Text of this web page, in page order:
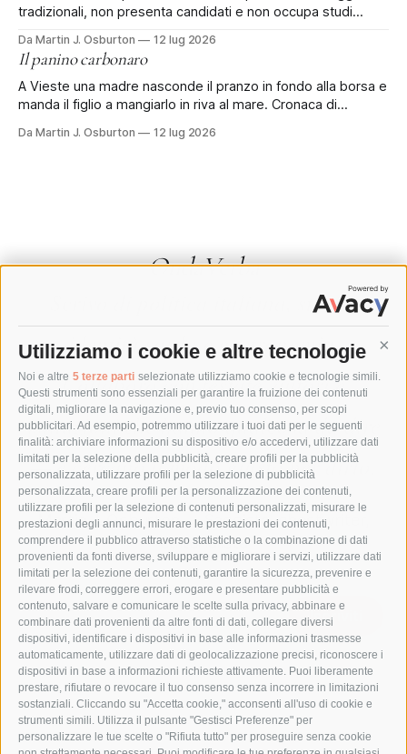
Utilizziamo i cookie e altre tecnologie
Noi e altre 5 terze parti selezionate utilizziamo cookie e tecnologie simili.
Questi strumenti sono essenziali per garantire la fruizione dei contenuti
digitali, migliorare la navigazione e, previo tuo consenso, per scopi
pubblicitari. Ad esempio, potremmo utilizzare i tuoi dati per le seguenti
finalità: archiviare informazioni su dispositivo e/o accedervi, utilizzare dati
limitati per la selezione della pubblicità, creare profili per la pubblicità
personalizzata, utilizzare profili per la selezione di pubblicità
personalizzata, creare profili per la personalizzazione dei contenuti,
utilizzare profili per la selezione di contenuti personalizzati, misurare le
prestazioni degli annunci, misurare le prestazioni dei contenuti,
comprendere il pubblico attraverso statistiche o la combinazione di dati
provenienti da fonti diverse, sviluppare e migliorare i servizi, utilizzare dati
limitati per la selezione dei contenuti, garantire la sicurezza, prevenire e
rilevare frodi, correggere errori, erogare e presentare pubblicità e
contenuto, salvare e comunicare le scelte sulla privacy, abbinare e
combinare dati provenienti da altre fonti di dati, collegare diversi
dispositivi, identificare i dispositivi in base alle informazioni trasmesse
automaticamente, utilizzare dati di geolocalizzazione precisi, riconoscere i
dispositivi in base a informazioni richieste attivamente. Puoi liberamente
prestare, rifiutare o revocare il tuo consenso senza incorrere in limitazioni
sostanziali. Cliccando su "Accetta cookie," acconsenti all'uso di cookie e
strumenti simili. Utilizza il pulsante "Gestisci Preferenze" per
personalizzare le tue scelte o "Rifiuta tutto" per proseguire senza cookie
tradizionali, non presenta candidati e non occupa studi
partito del Paese: è quello di chi ha deciso di non votare più.
Secondo alcune stime sull'affluenza alle prossime elezioni
Da Martin J. Osburton 12 lug 2026
Il panino carbonaro
A Vieste una madre nasconde il pranzo in fondo alla borsa e
manda il figlio a mangiarlo in riva al mare. Cronaca di
borsa, sotto i teli e la crema solare, nascosto come si
Da Martin J. Osburton 12 lug 2026
OndaVerba
Scrivo di politica italiana, storia,
identità sarda e gastronomia.
Collaboro con testate, autori e
istituzioni che hanno qualcosa da dire
— e cercano il modo giusto per dirlo.
Martin J. Osburton — Saggista, ghostwriter,
editorialista
Iscriviti